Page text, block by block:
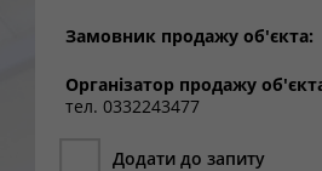
Замовник продажу об'єкта:
Організатор продажу
тел. 0332243477
Додати до запиту